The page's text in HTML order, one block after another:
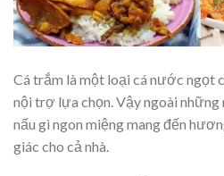
Cá trắm là một loại cá nước ngọt
nội trợ lựa chọn. Vậy ngoài những
nấu gì ngon miệng mang đến
giác cho cả nhà.